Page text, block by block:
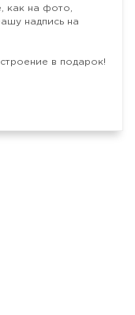
как на фото,
надпись на
в подарок!